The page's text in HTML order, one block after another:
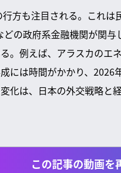
方も注目される。これ
の政府系金融機関が関
。例えば、アラスカのエ
には時間がかかり、
化は、日本の外交戦略と
この記事の動画を